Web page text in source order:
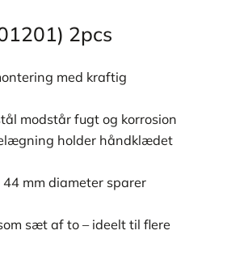
2pcs
med kraftig
modstår fugt og korrosion
holder håndklædet
44 mm diameter sparer
sæt af to – ideelt til flere